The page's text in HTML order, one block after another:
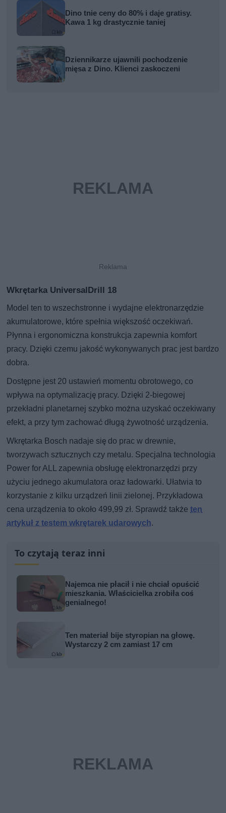
Dino tnie ceny do 80% i daje gratisy.
Kawa 1 kg drastycznie taniej
Dziennikarze ujawnili pochodzenie
mięsa z Dino. Klienci zaskoczeni
Wkrętarka UniversalDrill 18
Model ten to wszechstronne i wydajne elektronarzędzie
akumulatorowe, które spełnia większość oczekiwań.
Płynna i ergonomiczna konstrukcja zapewnia komfort
pracy. Dzięki czemu jakość wykonywanych prac jest bardzo
dobra.
Dostępne jest 20 ustawień momentu obrotowego, co
wpływa na optymalizację pracy. Dzięki 2-biegowej
przekładni planetarnej szybko można uzyskać oczekiwany
efekt, a przy tym zachować długą żywotność urządzenia.
Wkrętarka Bosch nadaje się do prac w drewnie,
tworzywach sztucznych czy metalu. Specjalna technologia
Power for ALL zapewnia obsługę elektronarzędzi przy
użyciu jednego akumulatora oraz ładowarki. Ułatwia to
korzystanie z kilku urządzeń linii zielonej. Przykładowa
cena urządzenia to około 499,99 zł. Sprawdź takżeten
artykuł z testem wkrętarek udarowych.
To czytają teraz inni
Najemca nie płacił i nie chciał opuścić
mieszkania. Właścicielka zrobiła coś
genialnego!
Ten materiał bije styropian na głowę.
Wystarczy 2 cm zamiast 17 cm